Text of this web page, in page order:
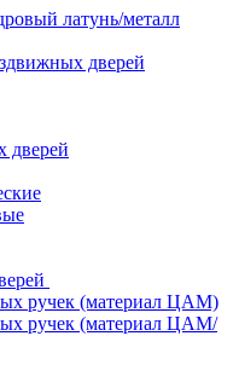
латунь/металл
дверей
дверей
ручек (материал ЦАМ)
ручек (материал ЦАМ/